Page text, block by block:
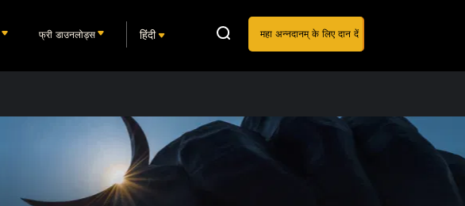
फ्री डाउनलोड्स हिंदी महा अन्नदानम् के लिए दान दें